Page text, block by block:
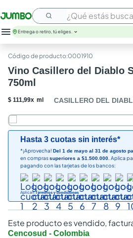
¿Qué estás buscando?
huevos
arroz
nutribela
papel higienico
queso
pollo
carne
Entrega o retiro, tú eliges.
:0001910
Vino Casillero del Diablo
750ml
$ 111,99x ml CASILLERO DEL
Hasta 3 cuotas sin interés*
*¡Aprovecha! Del 1 de mayo al 31 de agosto
en comprassuperiores a $1.500.000. Aplica
pagando con las tarjetas de los bancos:
AplicanTérminos y condiciones
Este producto es vendido,
Cencosud - Colombia